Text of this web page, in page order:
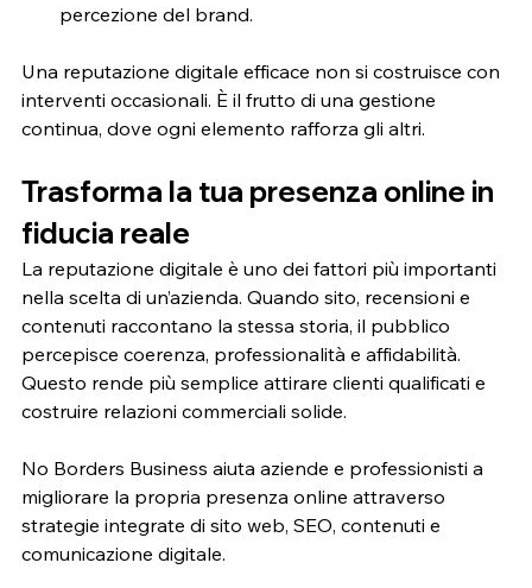
percezione del brand.
Una reputazione digitale efficace non si costruisce con
interventi occasionali. È il frutto di una gestione
continua, dove ogni elemento rafforza gli altri.
Trasforma la tua presenza online in
fiducia reale
La reputazione digitale è uno dei fattori più importanti
nella scelta di un’azienda. Quando sito, recensioni e
contenuti raccontano la stessa storia, il pubblico
percepisce coerenza, professionalità e affidabilità.
Questo rende più semplice attirare clienti qualificati e
costruire relazioni commerciali solide.
No Borders Business aiuta aziende e professionisti a
migliorare la propria presenza online attraverso
strategie integrate di sito web, SEO, contenuti e
comunicazione digitale.